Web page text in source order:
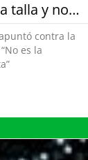
talla y no
contra la
es la